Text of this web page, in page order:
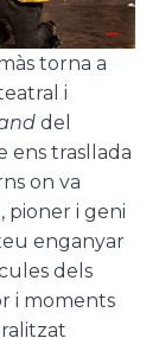
torna a
i
del
ens trasllada
on va
pioner i geni
enganyar
dels
i moments